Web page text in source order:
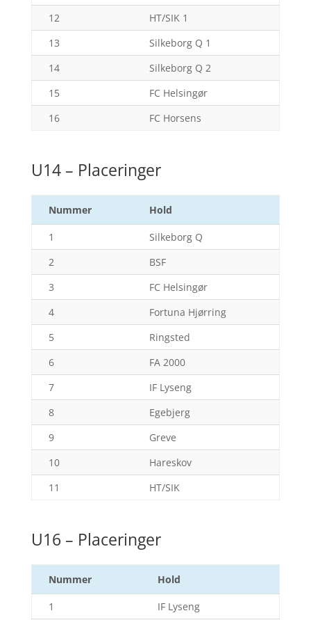
12
HT/SIK 1
13
Silkeborg Q 1
14
Silkeborg Q 2
15
FC Helsingør
16
FC Horsens
U14 – Placeringer
Nummer Hold
1
Silkeborg Q
2
BSF
3
FC Helsingør
4
Fortuna Hjørring
5
Ringsted
6
FA 2000
7
IF Lyseng
8
Egebjerg
9
Greve
10
Hareskov
11
HT/SIK
U16 – Placeringer
Nummer Hold
1 IF Lyseng